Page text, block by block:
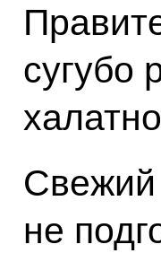
сугубо
Свежий
не